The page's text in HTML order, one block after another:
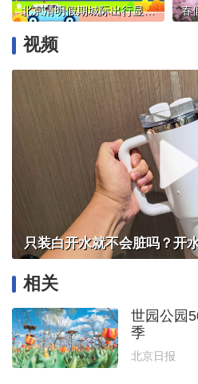
北京清明假期城际出行显著升温
视频
相关
世园公园
季
北京日报